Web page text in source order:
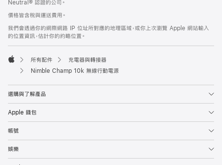
Neutral® 認證的公司。
價格皆含稅與運送費用。
我們會透過你的網際網路 IP 位址所對應的地理區域，或你上次瀏覽 Apple 網站輸入
的位置資訊，估計你的約略位置。
Apple
所有配件
充電器與轉接器
Nimble Champ 10k 無線行動電源
選購與了解產品
Apple 錢包
帳號
娛樂